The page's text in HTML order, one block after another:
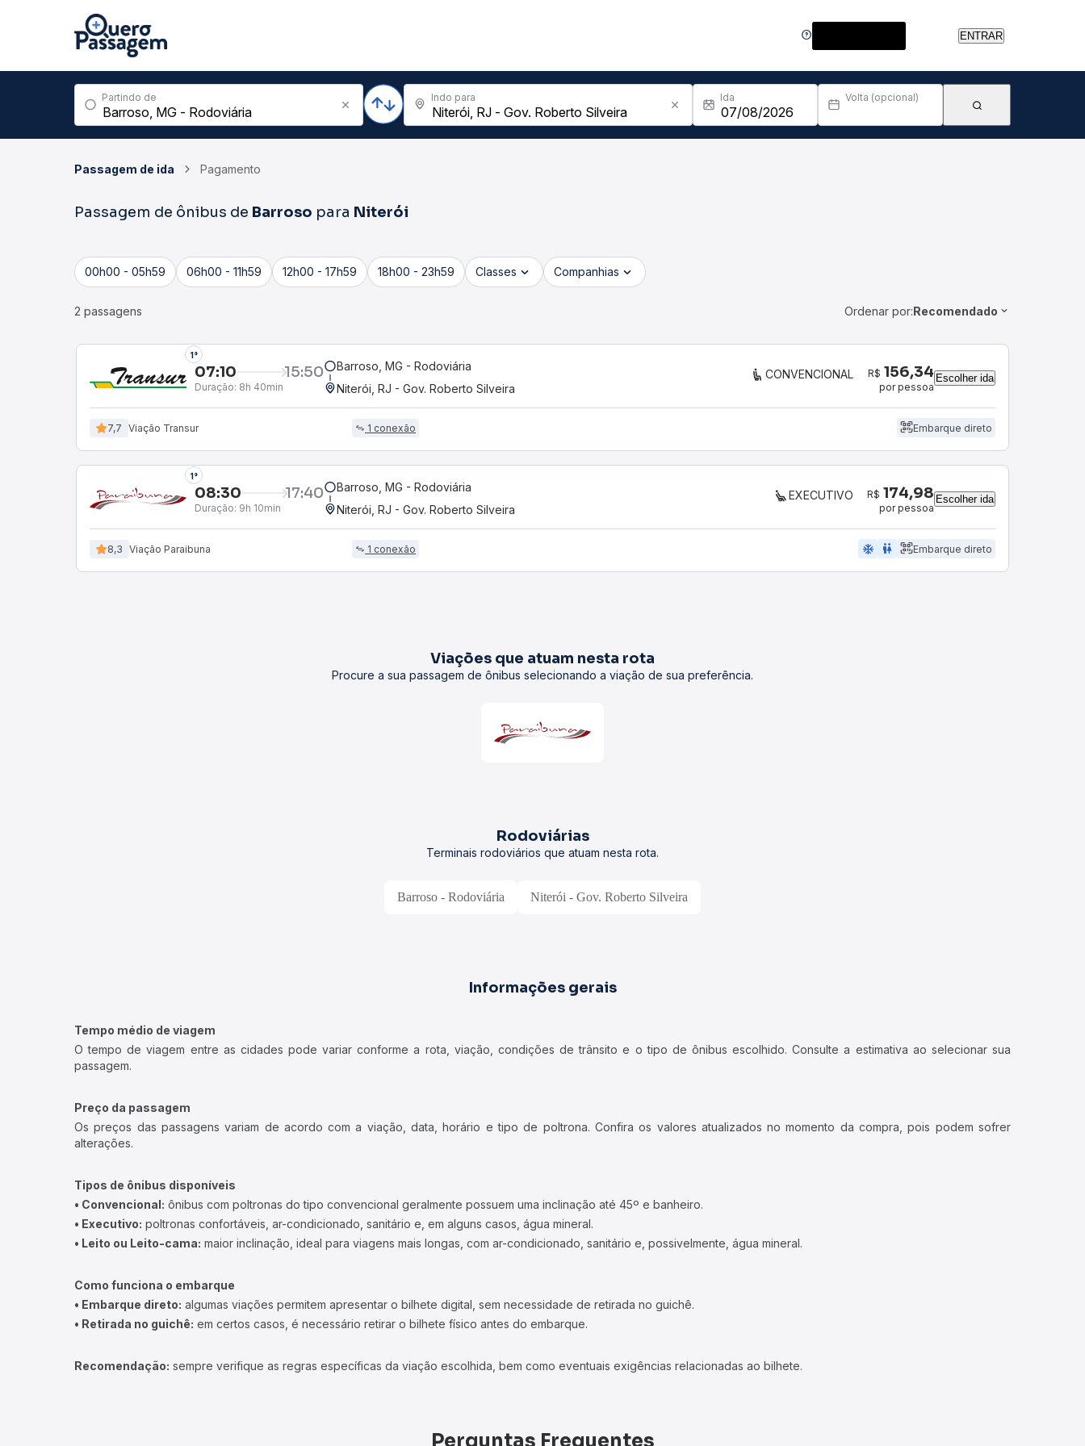
ENTRAR
Partindo de Indo para Ida Volta (opcional)
Passagem de ida Pagamento
Passagem de ônibus de Barroso para Niterói
00h00 - 05h59 06h00 - 11h59 12h00 - 17h59 18h00 - 23h59 Classes Companhias
2 passagens Ordenar por:Recomendado
1°
07:10 15:50
Duração: 8h 40min
Barroso, MG - Rodoviária
Niterói, RJ - Gov. Roberto Silveira
CONVENCIONAL R$ 156,34
por pessoa
Escolher ida
7,7 Viação Transur 1 conexão Embarque direto
1°
08:30 17:40
Duração: 9h 10min
Barroso, MG - Rodoviária
Niterói, RJ - Gov. Roberto Silveira
EXECUTIVO R$ 174,98
por pessoa
Escolher ida
8,3 Viação Paraibuna 1 conexão ac_unit wc Embarque direto
Viações que atuam nesta rota
Procure a sua passagem de ônibus selecionando a viação de sua preferência.
Rodoviárias
Terminais rodoviários que atuam nesta rota.
Barroso - Rodoviária Niterói - Gov. Roberto Silveira
Informações gerais
Tempo médio de viagem
O tempo de viagem entre as cidades pode variar conforme a rota, viação, condições de trânsito e o tipo de ônibus escolhido. Consulte a estimativa ao selecionar sua
passagem.
Preço da passagem
Os preços das passagens variam de acordo com a viação, data, horário e tipo de poltrona. Confira os valores atualizados no momento da compra, pois podem sofrer
alterações.
Tipos de ônibus disponíveis
• Convencional: ônibus com poltronas do tipo convencional geralmente possuem uma inclinação até 45º e banheiro.
• Executivo: poltronas confortáveis, ar-condicionado, sanitário e, em alguns casos, água mineral.
• Leito ou Leito-cama: maior inclinação, ideal para viagens mais longas, com ar-condicionado, sanitário e, possivelmente, água mineral.
Como funciona o embarque
• Embarque direto: algumas viações permitem apresentar o bilhete digital, sem necessidade de retirada no guichê.
• Retirada no guichê: em certos casos, é necessário retirar o bilhete físico antes do embarque.
Recomendação: sempre verifique as regras específicas da viação escolhida, bem como eventuais exigências relacionadas ao bilhete.
Perguntas Frequentes